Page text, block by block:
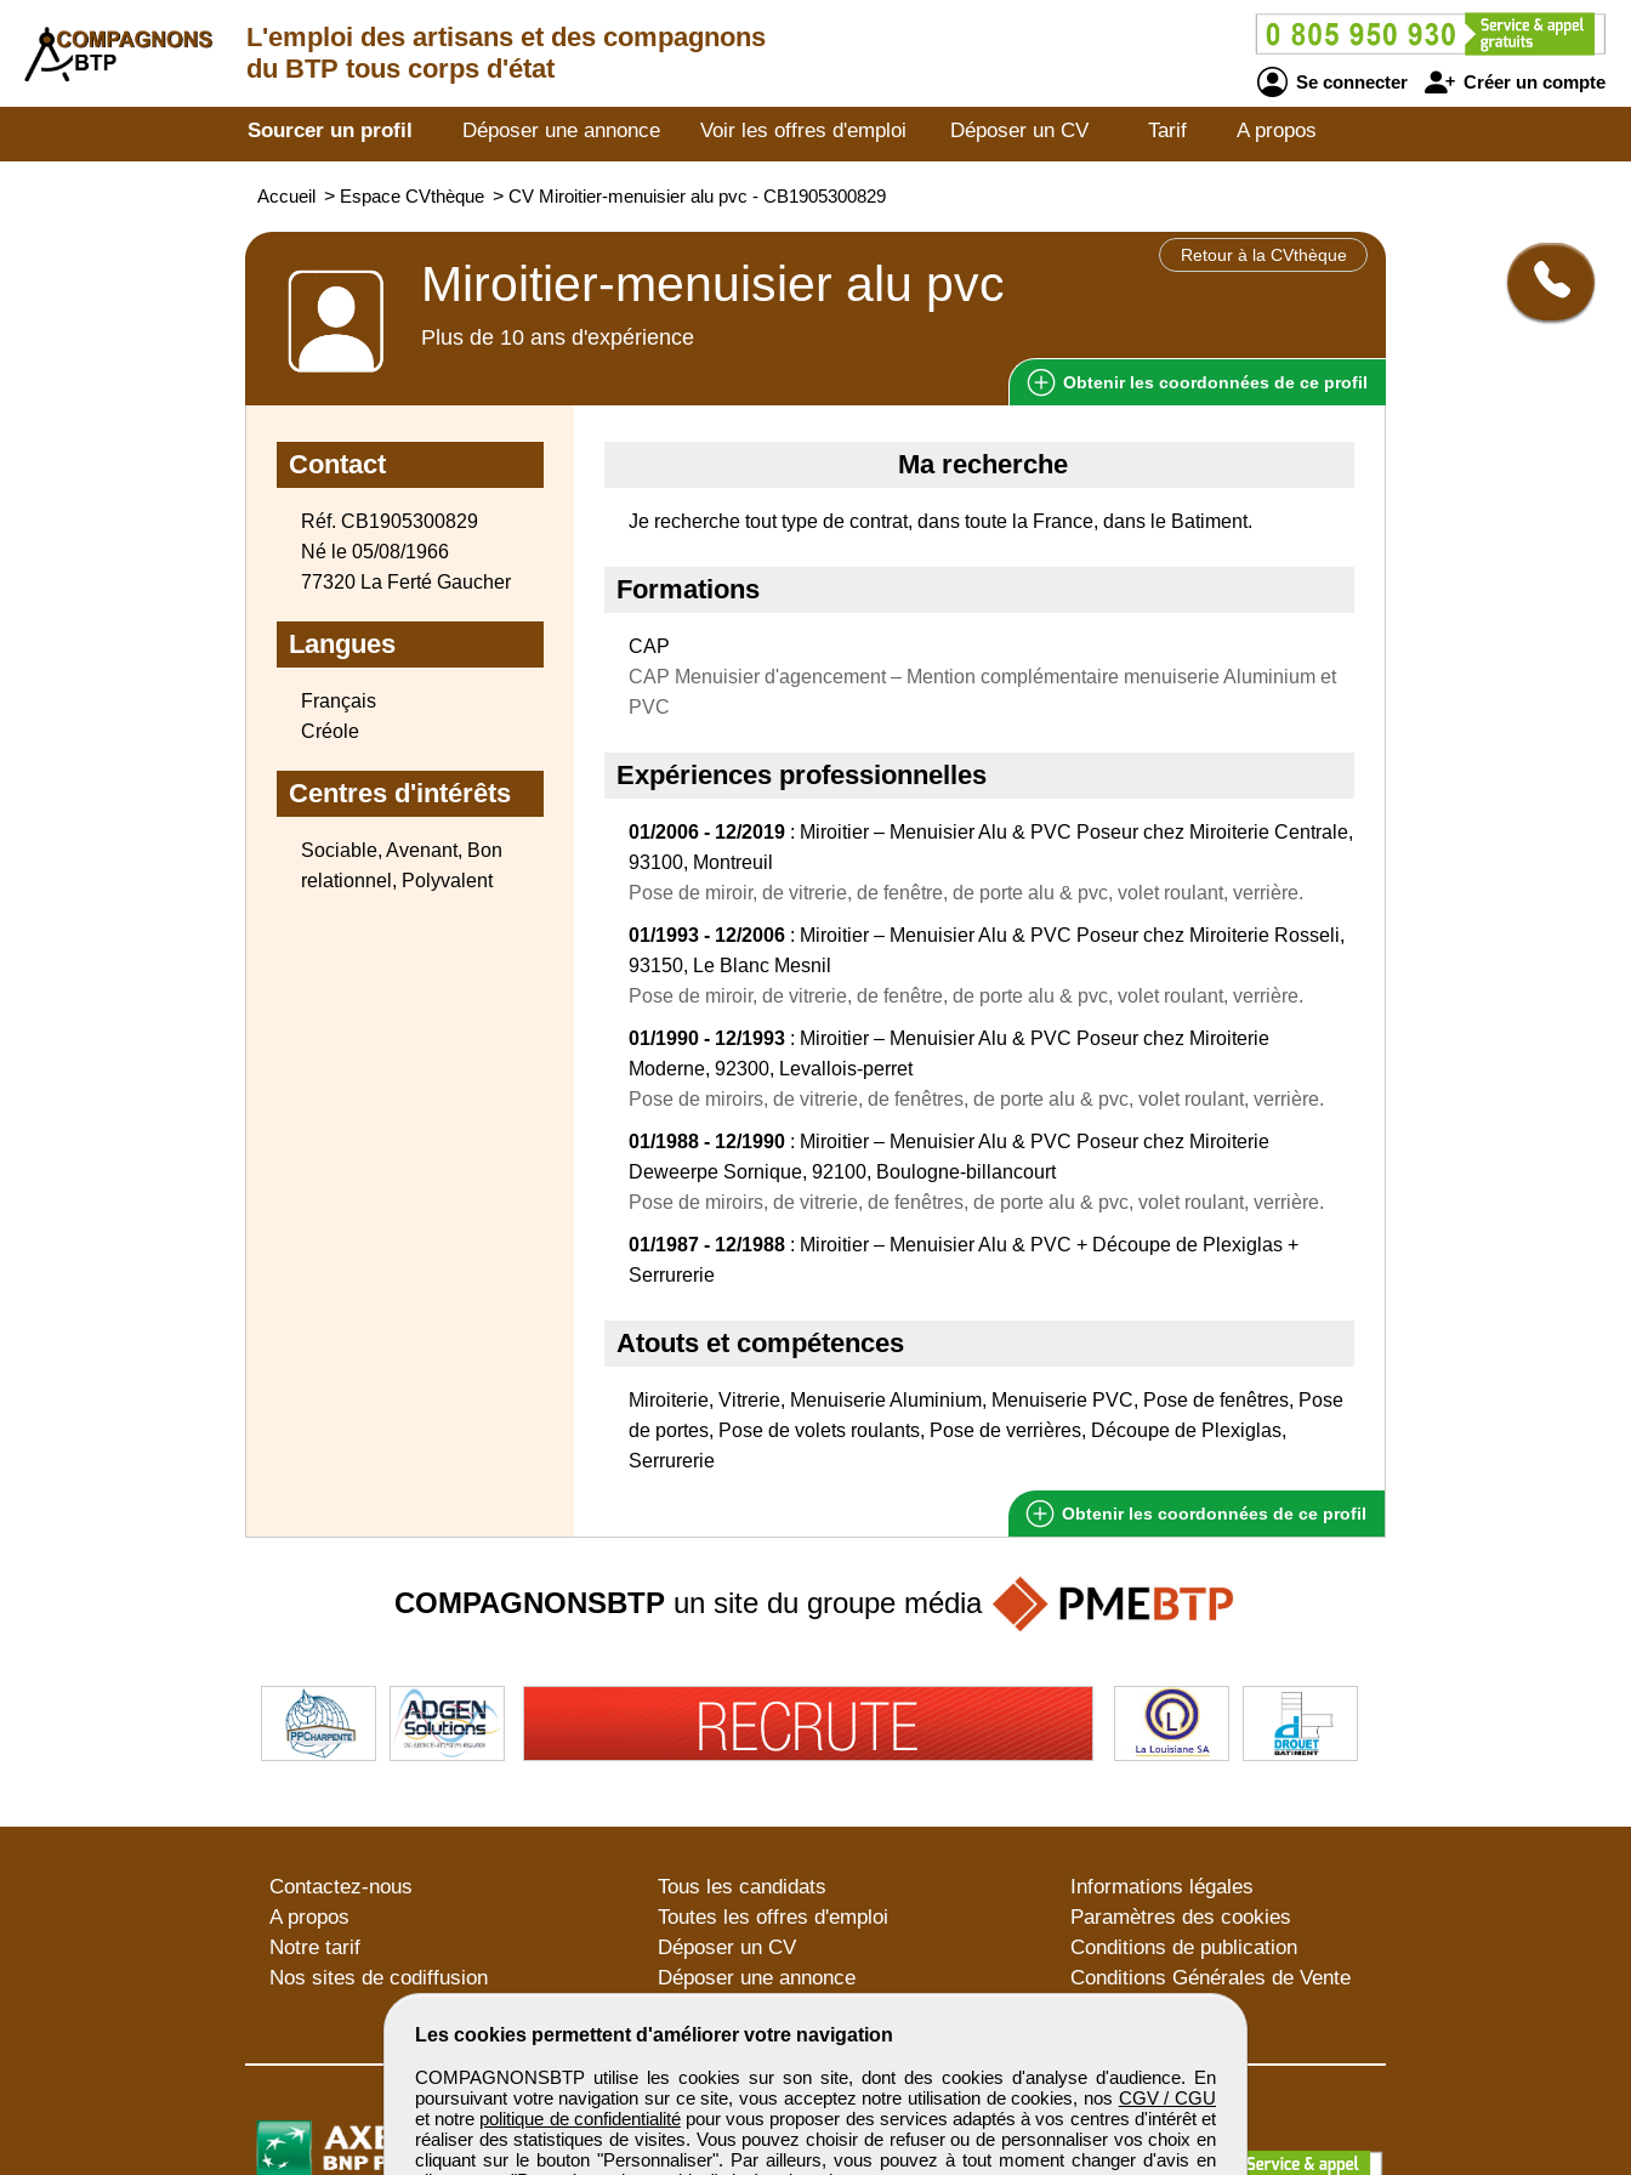
L'emploi des artisans et des compagnons
du BTP tous corps d'état
Se connecter Créer un compte
Sourcer un profil Déposer une annonce Voir les offres d'emploi Déposer un CV Tarif A propos
Accueil > Espace CVthèque > CV Miroitier-menuisier alu pvc - CB1905300829
Retour à la CVthèque
Miroitier-menuisier alu pvc
Plus de 10 ans d'expérience
Obtenir les coordonnées de ce profil
Contact
Réf. CB1905300829
Né le 05/08/1966
77320 La Ferté Gaucher
Langues
Français
Créole
Centres d'intérêts
Sociable, Avenant, Bon
relationnel, Polyvalent
Ma recherche
Je recherche tout type de contrat, dans toute la France, dans le Batiment.
Formations
CAP
CAP Menuisier d'agencement – Mention complémentaire menuiserie Aluminium et
PVC
Expériences professionnelles
01/2006 - 12/2019 : Miroitier – Menuisier Alu & PVC Poseur chez Miroiterie Centrale,
93100, Montreuil
Pose de miroir, de vitrerie, de fenêtre, de porte alu & pvc, volet roulant, verrière.
01/1993 - 12/2006 : Miroitier – Menuisier Alu & PVC Poseur chez Miroiterie Rosseli,
93150, Le Blanc Mesnil
Pose de miroir, de vitrerie, de fenêtre, de porte alu & pvc, volet roulant, verrière.
01/1990 - 12/1993 : Miroitier – Menuisier Alu & PVC Poseur chez Miroiterie
Moderne, 92300, Levallois-perret
Pose de miroirs, de vitrerie, de fenêtres, de porte alu & pvc, volet roulant, verrière.
01/1988 - 12/1990 : Miroitier – Menuisier Alu & PVC Poseur chez Miroiterie
Deweerpe Sornique, 92100, Boulogne-billancourt
Pose de miroirs, de vitrerie, de fenêtres, de porte alu & pvc, volet roulant, verrière.
01/1987 - 12/1988 : Miroitier – Menuisier Alu & PVC + Découpe de Plexiglas +
Serrurerie
Atouts et compétences
Miroiterie, Vitrerie, Menuiserie Aluminium, Menuiserie PVC, Pose de fenêtres, Pose
de portes, Pose de volets roulants, Pose de verrières, Découpe de Plexiglas,
Serrurerie
Obtenir les coordonnées de ce profil
Les cookies permettent d'améliorer votre navigation
COMPAGNONSBTP utilise les cookies sur son site, dont des cookies d'analyse d'audience. En
poursuivant votre navigation sur ce site, vous acceptez notre utilisation de cookies, nos CGV / CGU
et notre politique de confidentialitépour vous proposer des services adaptés à vos centres d'intérêt et
réaliser des statistiques de visites. Vous pouvez choisir de refuser ou de personnaliser vos choix en
cliquant sur le bouton "Personnaliser". Par ailleurs, vous pouvez à tout moment changer d'avis en
COMPAGNONSBTP un site du groupe média
Contactez-nous
A propos
Notre tarif
Nos sites de codiffusion
Tous les candidats
Toutes les offres d'emploi
Déposer un CV
Déposer une annonce
Informations légales
Paramètres des cookies
Conditions de publication
Conditions Générales de Vente